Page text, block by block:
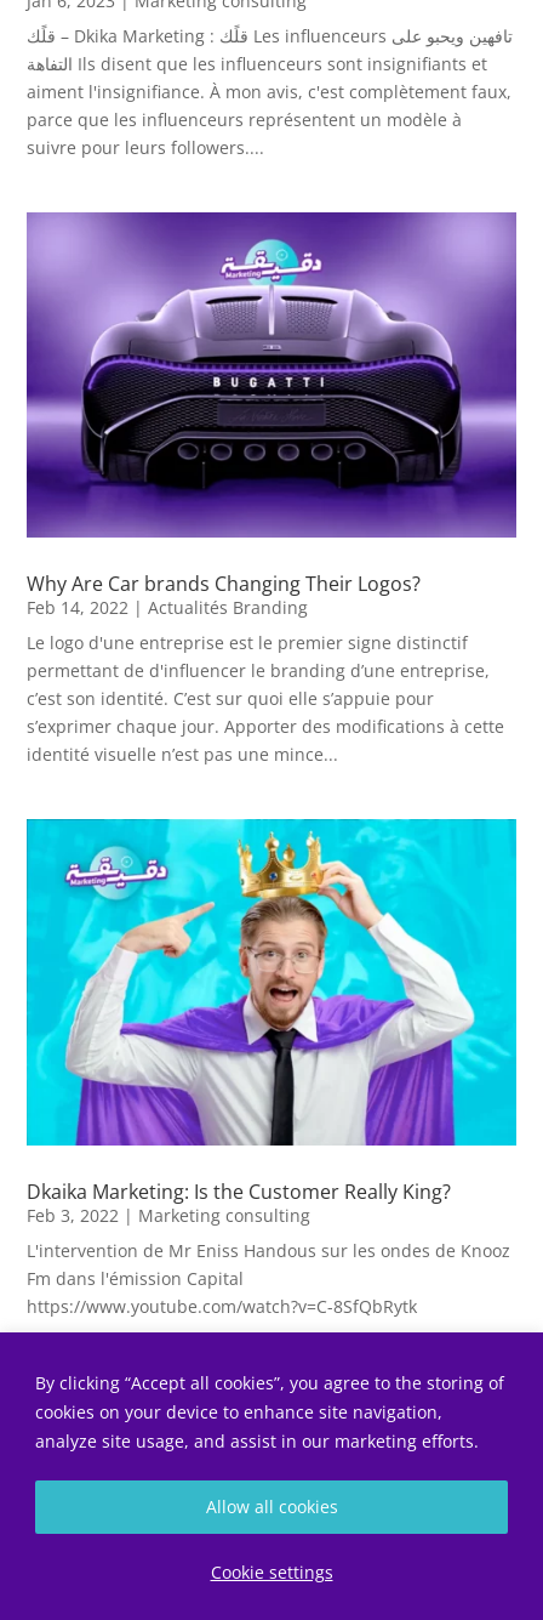
By clicking “Accept all cookies”, you agree to the storing of
cookies on your device to enhance site navigation,
analyze site usage, and assist in our marketing efforts.
Cookie settings
Allow all cookies
قلًك – Dkika Marketing : قلًك Les influenceurs تافهين ويحبو على
التفاهة Ils disent que les influenceurs sont insignifiants et
aiment l'insignifiance. À mon avis, c'est complètement faux,
parce que les influenceurs représentent un modèle à
suivre pour leurs followers....
Why Are Car brands Changing Their Logos?
Feb 14, 2022 |Actualités Branding
Le logo d'une entreprise est le premier signe distinctif
permettant de d'influencer le branding d’une entreprise,
c’est son identité. C’est sur quoi elle s’appuie pour
s’exprimer chaque jour. Apporter des modifications à cette
identité visuelle n’est pas une mince...
Dkaika Marketing: Is the Customer Really King?
Feb 3, 2022 | Marketing consulting
L'intervention de Mr Eniss Handous sur les ondes de Knooz
Fm dans l'émission Capital
https://www.youtube.com/watch?v=C-8SfQbRytk